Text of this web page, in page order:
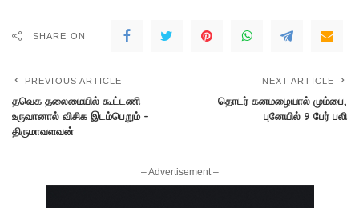
SHARE ON
PREVIOUS ARTICLE
தவெக தலைமையில் கூட்டணி
உருவானால் விசிக இடம்பெறும் –
திருமாவளவன்
NEXT ARTICLE
தொடர் கனமழையால் மும்பை,
புனேயில் 9 பேர் பலி
– Advertisement –